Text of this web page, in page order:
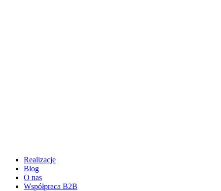
Realizacje
Blog
O nas
Współpraca B2B